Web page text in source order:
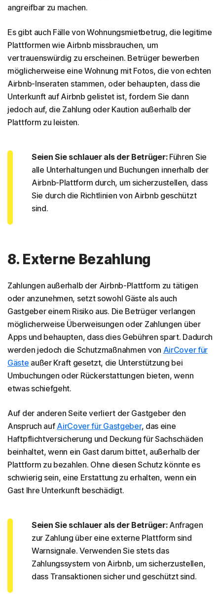
angreifbar zu machen.
Es gibt auch Fälle von Wohnungsmietbetrug, die legitime
Plattformen wie Airbnb missbrauchen, um
vertrauenswürdig zu erscheinen. Betrüger bewerben
möglicherweise eine Wohnung mit Fotos, die von echten
Airbnb-Inseraten stammen, oder behaupten, dass die
Unterkunft auf Airbnb gelistet ist, fordern Sie dann
jedoch auf, die Zahlung oder Kaution außerhalb der
Plattform zu leisten.
Seien Sie schlauer als der Betrüger:Führen Sie
alle Unterhaltungen und Buchungen innerhalb der
Airbnb-Plattform durch, um sicherzustellen, dass
Sie durch die Richtlinien von Airbnb geschützt
sind.
8. Externe Bezahlung
Zahlungen außerhalb der Airbnb-Plattform zu tätigen
oder anzunehmen, setzt sowohl Gäste als auch
Gastgeber einem Risiko aus. Die Betrüger verlangen
möglicherweise Überweisungen oder Zahlungen über
Apps und behaupten, dass dies Gebühren spart. Dadurch
werden jedoch die Schutzmaßnahmen von AirCover für
Gäste außer Kraft gesetzt, die Unterstützung bei
Umbuchungen oder Rückerstattungen bieten, wenn
etwas schiefgeht.
Auf der anderen Seite verliert der Gastgeber den
Anspruch auf AirCover für Gastgeber, das eine
Haftpflichtversicherung und Deckung für Sachschäden
beinhaltet, wenn ein Gast darum bittet, außerhalb der
Plattform zu bezahlen. Ohne diesen Schutz könnte es
schwierig sein, eine Erstattung zu erhalten, wenn ein
Gast Ihre Unterkunft beschädigt.
Seien Sie schlauer als der Betrüger:Anfragen
zur Zahlung über eine externe Plattform sind
Warnsignale. Verwenden Sie stets das
Zahlungssystem von Airbnb, um sicherzustellen,
dass Transaktionen sicher und geschützt sind.